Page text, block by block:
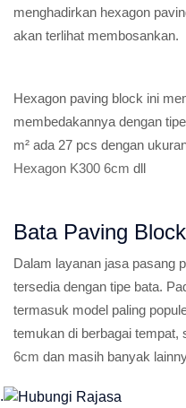
menghadirkan hexagon
akan terlihat membosankan.
Hexagon paving block ini
membedakannya dengan
m² ada 27 pcs dengan
Hexagon K300 6cm dll
Bata Paving
Dalam layanan jasa pasang
tersedia dengan tipe bata.
termasuk model paling
temukan di berbagai tempat,
6cm dan masih banyak
.